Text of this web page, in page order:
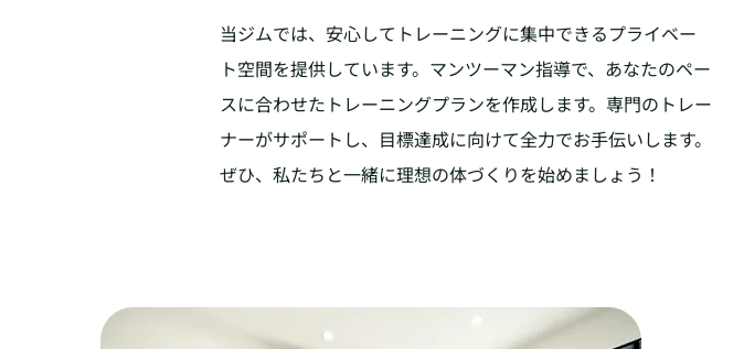
当ジムでは、安心してトレーニングに集中できるプライベー
ト空間を提供しています。マンツーマン指導で、あなたのペー
スに合わせたトレーニングプランを作成します。専門のトレー
ナーがサポートし、目標達成に向けて全力でお手伝いします。
ぜひ、私たちと一緒に理想の体づくりを始めましょう！